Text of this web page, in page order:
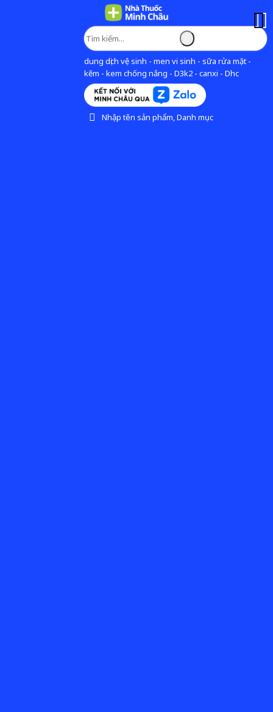
dung dịch vệ sinh - men vi sinh - sữa rửa mặt -
kẽm - kem chống nắng - D3k2 - canxi - Dhc
Nhập tên sản phẩm, Danh mục